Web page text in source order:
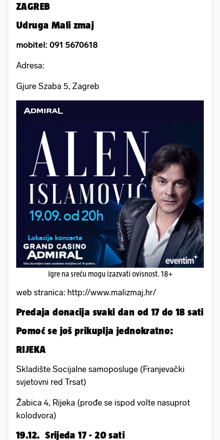
ZAGREB
Udruga Mali zmaj
mobitel: 091 5670618
Adresa:
Gjure Szaba 5, Zagreb
Igre na sreću mogu izazvati ovisnost. 18+
web stranica: http://www.malizmaj.hr/
Predaja donacija svaki dan od 17 do 18 sati
Pomoć se još prikuplja jednokratno:
RIJEKA
Skladište Socijalne samoposluge (Franjevački
svjetovni red Trsat)
Žabica 4, Rijeka (prođe se ispod volte nasuprot
kolodvora)
19.12. Srijeda 17 - 20 sati